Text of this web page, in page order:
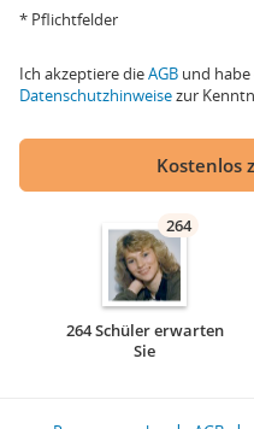
* Pflichtfelder
Ich akzeptiere dieAGB und habe
Datenschutzhinweisezur
Kostenlos
264
264 Schüler erwarten
Sie